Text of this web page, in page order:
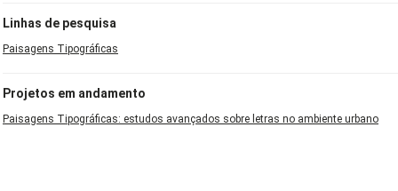
Linhas de pesquisa
Paisagens Tipográficas
Projetos em andamento
Paisagens Tipográficas: estudos avançados sobre letras no ambiente urbano